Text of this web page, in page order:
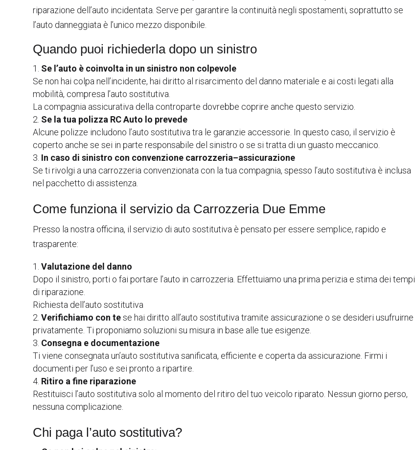
riparazione dell’auto incidentata. Serve per garantire la continuità negli spostamenti, soprattutto se
l’auto danneggiata è l’unico mezzo disponibile.
Quando puoi richiederla dopo un sinistro
Se l’auto è coinvolta in un sinistro non colpevole
Se non hai colpa nell’incidente, hai diritto al risarcimento del danno materiale e ai costi legati alla
mobilità, compresa l’auto sostitutiva.
La compagnia assicurativa della controparte dovrebbe coprire anche questo servizio.
Se la tua polizza RC Auto lo prevede
Alcune polizze includono l’auto sostitutiva tra le garanzie accessorie. In questo caso, il servizio è
coperto anche se sei in parte responsabile del sinistro o se si tratta di un guasto meccanico.
In caso di sinistro con convenzione carrozzeria–assicurazione
Se ti rivolgi a una carrozzeria convenzionata con la tua compagnia, spesso l’auto sostitutiva è inclusa
nel pacchetto di assistenza.
Come funziona il servizio da Carrozzeria Due Emme
Presso la nostra officina, il servizio di auto sostitutiva è pensato per essere semplice, rapido e
trasparente:
Valutazione del danno
Dopo il sinistro, porti o fai portare l’auto in carrozzeria. Effettuiamo una prima perizia e stima dei tempi
di riparazione.
Richiesta dell’auto sostitutiva
Verifichiamo con tese hai diritto all’auto sostitutiva tramite assicurazione o se desideri usufruirne
privatamente. Ti proponiamo soluzioni su misura in base alle tue esigenze.
Consegna e documentazione
Ti viene consegnata un’auto sostitutiva sanificata, efficiente e coperta da assicurazione. Firmi i
documenti per l’uso e sei pronto a ripartire.
Ritiro a fine riparazione
Restituisci l’auto sostitutiva solo al momento del ritiro del tuo veicolo riparato. Nessun giorno perso,
nessuna complicazione.
Chi paga l’auto sostitutiva?